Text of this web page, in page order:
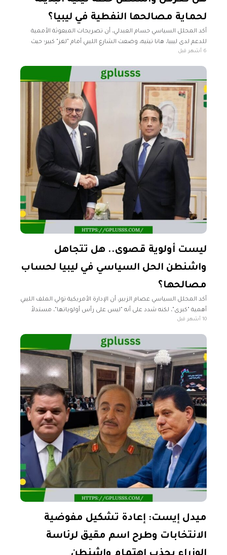
لحماية مصالحها النفطية في ليبيا؟
أكد المحلل السياسي حسام العبدلي، أن تصريحات المبعوثة الأممية
للدعم لدى ليبيا، هانا تيتيه، وضعت الشارع الليبي أمام "لغز" كبير؛ حيث
لوحت بامتلاكها "خطة بديلة" ستفصح عنها في فبراير الجاري،
6 أشهر قبل
ليست أولوية قصوى.. هل تتجاهل
واشنطن الحل السياسي في ليبيا لحساب
مصالحها؟
أكد المحلل السياسي عصام الزبير، أن الإدارة الأمريكية تولي الملف الليبي
أهمية "كبرى"، لكنه شدد على أنه "ليس على رأس أولوياتها"، مستدلاً
على ذلك بتحركات وتصريحات كل من جيرمي برنت
10 أشهر قبل
ميدل إيست: إعادة تشكيل مفوضية
الانتخابات وطرح اسم مقيق لرئاسة